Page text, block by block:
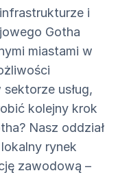
i
Gotha
miastami w
usług,
kolejny krok
Nasz oddział
rynek
zawodową –